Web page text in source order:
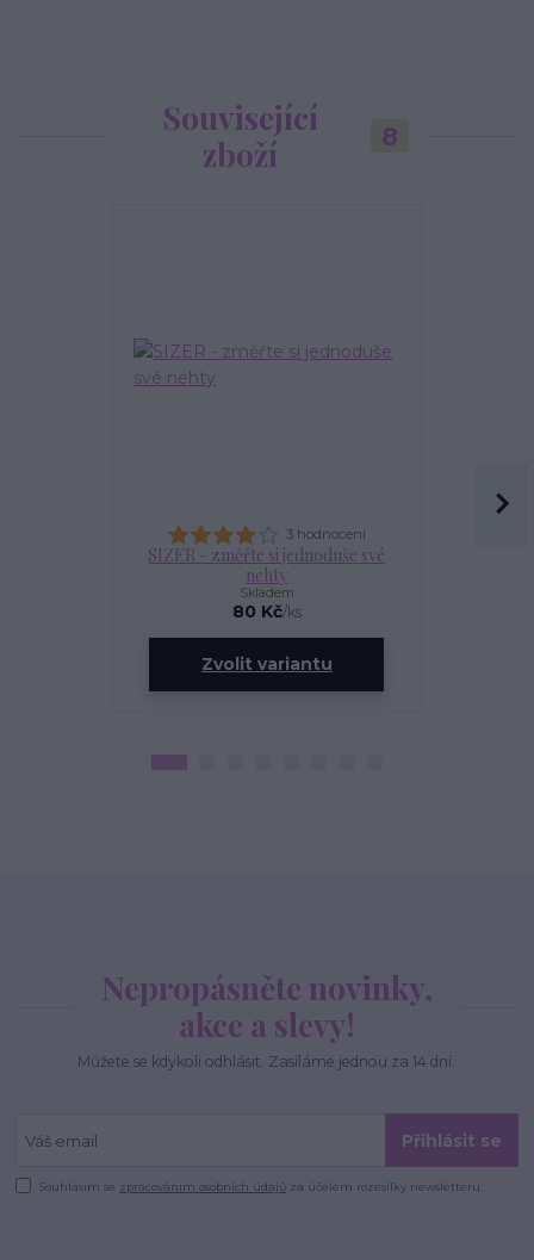
Související
zboží
8
3 hodnocení
SIZER - změřte si jednoduše své
nehty
80 Kč/ks
Skladem
Zvolit variantu
Nepropásněte novinky,
akce a slevy!
Můžete se kdykoli odhlásit. Zasíláme jednou za 14 dní.
Přihlásit se
Souhlasím se zpracováním osobních údajů za účelem rozesílky newsletteru.